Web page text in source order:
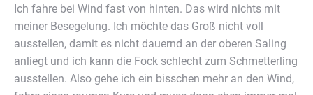
Ich fahre bei Wind fast von hinten. Das wird nichts mit
meiner Besegelung. Ich möchte das Groß nicht voll
ausstellen, damit es nicht dauernd an der oberen Saling
anliegt und ich kann die Fock schlecht zum Schmetterling
ausstellen. Also gehe ich ein bisschen mehr an den Wind,